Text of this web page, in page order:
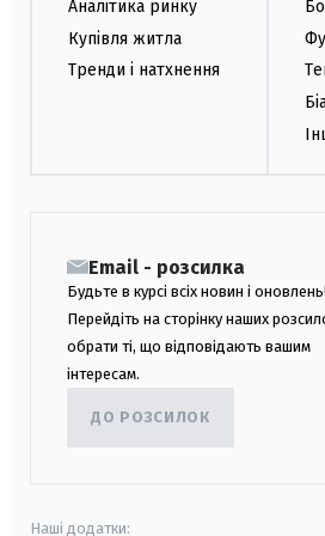
Аналітика ринку
Купівля житла
Тренди і натхнення
Email - розсилка
Будьте в курсі всіх новин і оновлень!
Перейдіть на сторінку наших
обрати ті, що відповідають вашим
інтересам.
ДО РОЗСИЛОК
Наші додатки: